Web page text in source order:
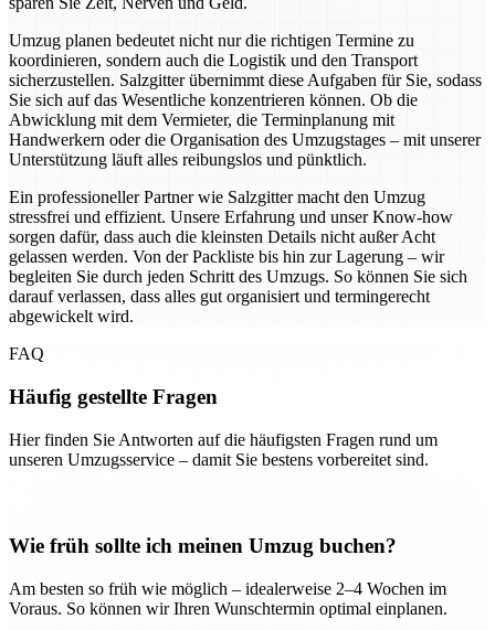
Umzug planen bedeutet nicht nur die richtigen Termine zu
koordinieren, sondern auch die Logistik und den Transport
sicherzustellen. Salzgitter übernimmt diese Aufgaben für Sie, sodass
Sie sich auf das Wesentliche konzentrieren können. Ob die
Abwicklung mit dem Vermieter, die Terminplanung mit
Handwerkern oder die Organisation des Umzugstages – mit unserer
Unterstützung läuft alles reibungslos und pünktlich.
Ein professioneller Partner wie Salzgitter macht den Umzug
stressfrei und effizient. Unsere Erfahrung und unser Know-how
sorgen dafür, dass auch die kleinsten Details nicht außer Acht
gelassen werden. Von der Packliste bis hin zur Lagerung – wir
begleiten Sie durch jeden Schritt des Umzugs. So können Sie sich
darauf verlassen, dass alles gut organisiert und termingerecht
abgewickelt wird.
FAQ
Häufig gestellte Fragen
Hier finden Sie Antworten auf die häufigsten Fragen rund um
unseren Umzugsservice – damit Sie bestens vorbereitet sind.
Wie früh sollte ich meinen Umzug buchen?
Am besten so früh wie möglich – idealerweise 2–4 Wochen im
Voraus. So können wir Ihren Wunschtermin optimal einplanen.